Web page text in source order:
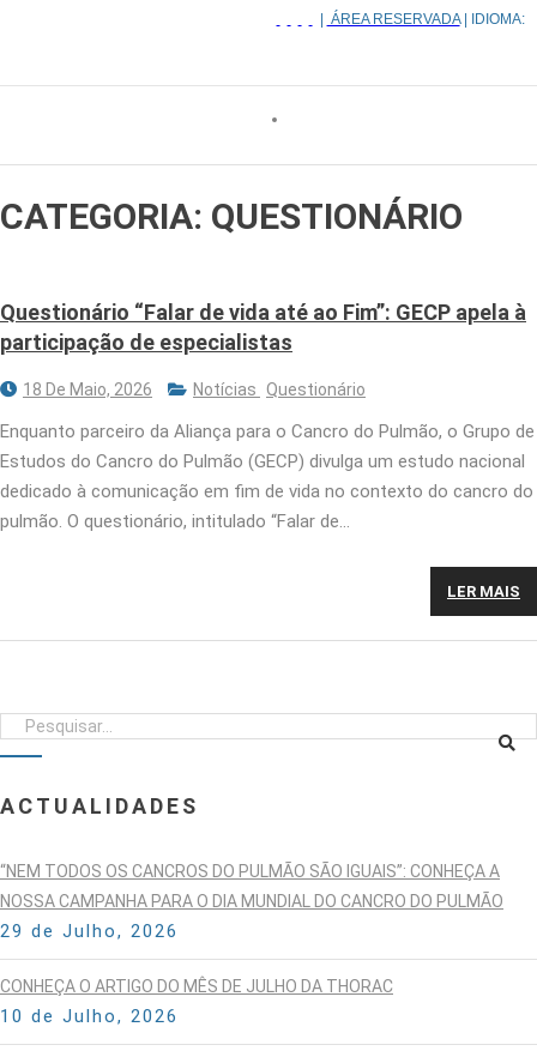
ÁREA RESERVADA| IDIOMA:
CATEGORIA: QUESTIONÁRIO
Questionário “Falar de vida até ao Fim”: GECP apela à
participação de especialistas
18 De Maio, 2026 Notícias Questionário
Enquanto parceiro da Aliança para o Cancro do Pulmão, o Grupo de
Estudos do Cancro do Pulmão (GECP) divulga um estudo nacional
dedicado à comunicação em fim de vida no contexto do cancro do
pulmão. O questionário, intitulado “Falar de…
LER MAIS
ACTUALIDADES
“NEM TODOS OS CANCROS DO PULMÃO SÃO IGUAIS”: CONHEÇA A
NOSSA CAMPANHA PARA O DIA MUNDIAL DO CANCRO DO PULMÃO
29 de Julho, 2026
CONHEÇA O ARTIGO DO MÊS DE JULHO DA THORAC
10 de Julho, 2026